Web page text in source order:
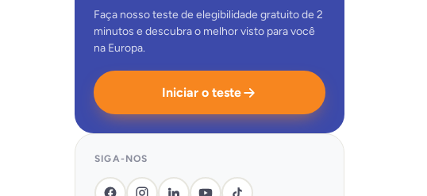
Faça nosso teste de elegibilidade gratuito de 2
minutos e descubra o melhor visto para você
na Europa.
Iniciar o teste
SIGA-NOS